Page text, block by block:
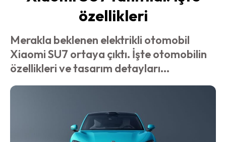
özellikleri
Merakla beklenen elektrikli otomobil
Xiaomi SU7 ortaya çıktı. İşte otomobilin
özellikleri ve tasarım detayları...